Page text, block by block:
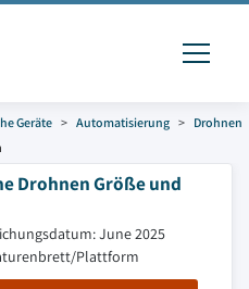
Geräte Automatisierung
Drohnen
Drohnen Größe und
June 2025
Plattform